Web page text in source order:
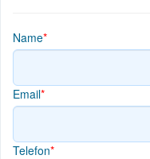
Name*
Email*
Telefon*